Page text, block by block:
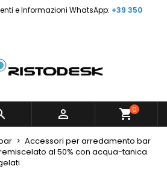
e Informazioni WhatsApp: +39 350
 shopping_cart0
Accessori per arredamento bar
al 50% con acqua-tanica